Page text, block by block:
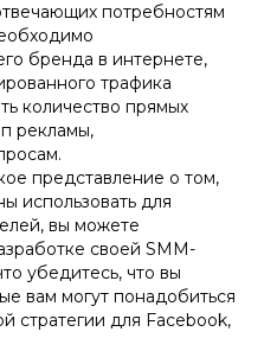
потребностям
бренда в интернете,
трафика
количество прямых
рекламы,
представление о том,
использовать для
вы можете
своей SMM-
убедитесь, что вы
вам могут понадобиться
стратегии для Facebook,